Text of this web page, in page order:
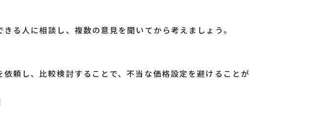
る人に相談し、複数の意見を聞いてから考えましょう。
頼し、比較検討することで、不当な価格設定を避けることが